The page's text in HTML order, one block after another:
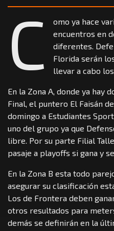
C
omo ya hace
encuentros en
diferentes.
Florida serán
llevar a cabo
En la Zona A, donde ya hay
Final, el puntero El Faisán
domingo a Estudiantes
uno del grupo ya que
libre. Por su parte Filial
pasaje a playoffs si gana y
En la Zona B esta todo
asegurar su clasificación
Los de Frontera deben
otros resultados para
demás se definirán en la